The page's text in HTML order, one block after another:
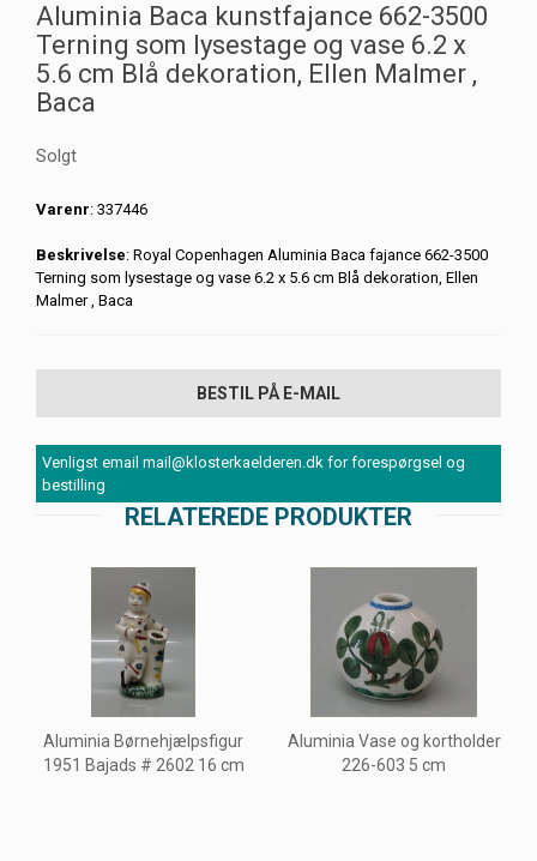
Aluminia Baca kunstfajance 662-3500
Terning som lysestage og vase 6.2 x
5.6 cm Blå dekoration, Ellen Malmer ,
Baca
Solgt
Varenr: 337446
Beskrivelse: Royal Copenhagen Aluminia Baca fajance 662-3500
Terning som lysestage og vase 6.2 x 5.6 cm Blå dekoration, Ellen
Malmer , Baca
BESTIL PÅ E-MAIL
Venligst email mail@klosterkaelderen.dk for forespørgsel og
bestilling
RELATEREDE PRODUKTER
Aluminia Børnehjælpsfigur
1951 Bajads # 2602 16 cm
Aluminia Vase og kortholder
226-603 5 cm